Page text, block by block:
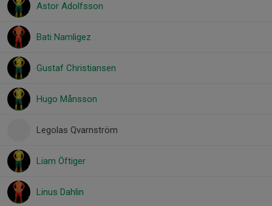
Astor Adolfsson
Bati Namligez
Gustaf Christiansen
Hugo Månsson
Legolas Qvarnström
Liam Öftiger
Linus Dahlin